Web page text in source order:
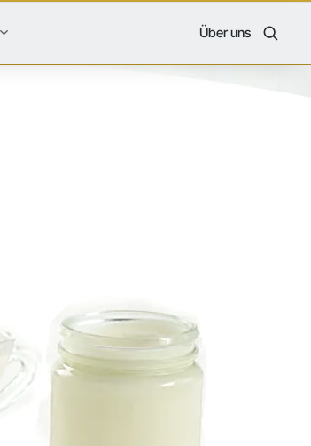
Über uns